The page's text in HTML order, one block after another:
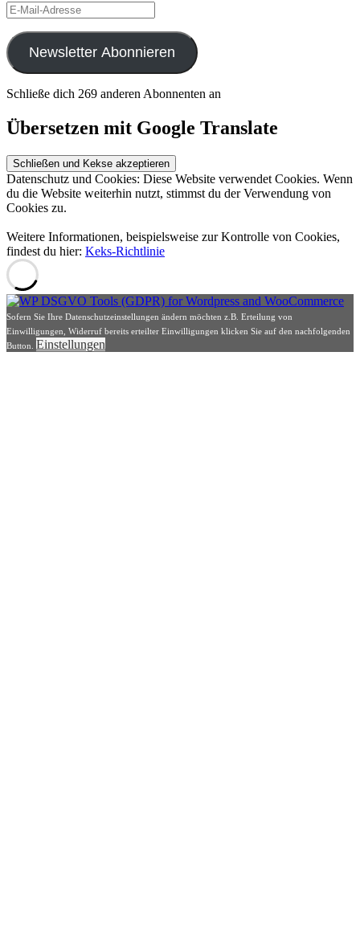
E-
Mail-
Adresse
Newsletter Abonnieren
Schließe dich 269 anderen Abonnenten an
Übersetzen mit Google Translate
Datenschutz und Cookies: Diese Website verwendet Cookies. Wenn
du die Website weiterhin nutzt, stimmst du der Verwendung von
Cookies zu.
Weitere Informationen, beispielsweise zur Kontrolle von Cookies,
findest du hier: Keks-Richtlinie
Sofern Sie Ihre Datenschutzeinstellungen ändern möchten z.B. Erteilung von
Einwilligungen, Widerruf bereits erteilter Einwilligungen klicken Sie auf den nachfolgenden
Button. Einstellungen